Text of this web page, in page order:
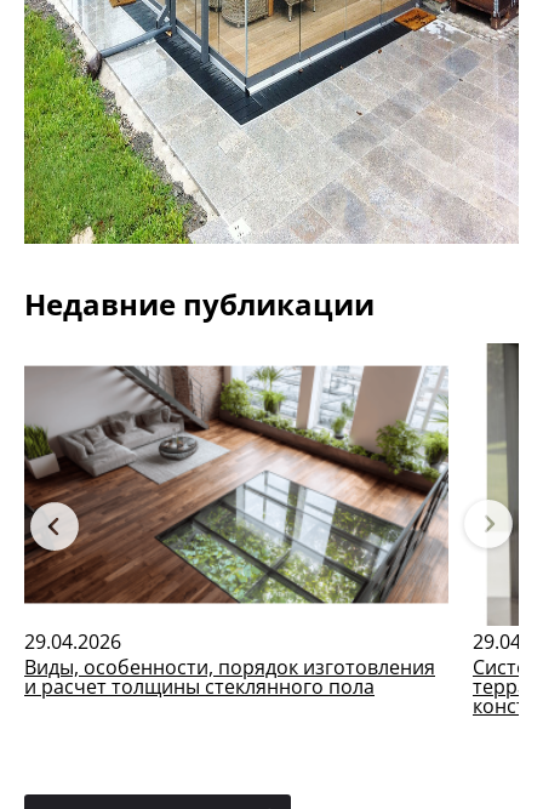
Недавние публикации
29.04.2026
Виды, особенности, порядок изготовления
и расчет толщины стеклянного пола